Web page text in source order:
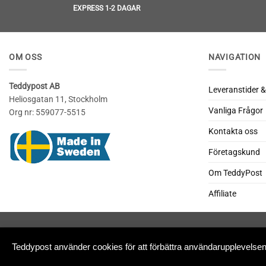
EXPRESS 1-2 DAGAR
OM OSS
Teddypost AB
Heliosgatan 11, Stockholm
Org nr: 559077-5515
NAVIGATION
Leveranstider
Vanliga Frågor
Kontakta oss
Företagskund
Om TeddyPost
Affiliate
Teddypost använder cookies för att förbättra